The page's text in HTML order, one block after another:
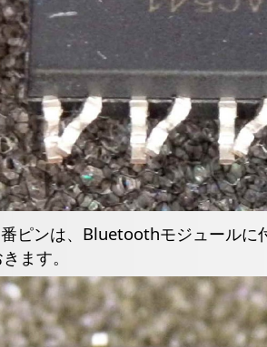
ピンは、Bluetoothモジュールに
ます。